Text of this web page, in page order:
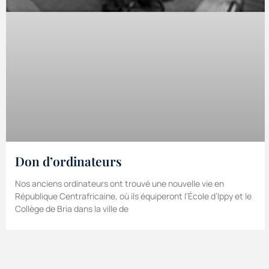
Don d’ordinateurs
Nos anciens ordinateurs ont trouvé une nouvelle vie en
République Centrafricaine, où ils équiperont l’École d’Ippy et le
Collège de Bria dans la ville de